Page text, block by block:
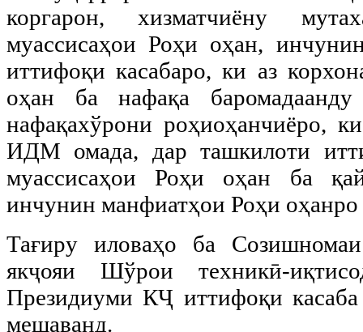
коргарон, хизматчиёну
муассисаҳои Роҳи оҳан,
иттифоқи касабаро, ки аз
оҳан ба нафақа
нафақахўрони роҳиоҳанчиёро,
ИДМ омада, дар ташкилоти
муассисаҳои Роҳи оҳан ба
инчунин манфиатҳои Роҳи
Тағиру иловаҳо ба
якҷояи Шўрои техникӣ-
Президиуми КҶ иттифоқи
мешаванд.